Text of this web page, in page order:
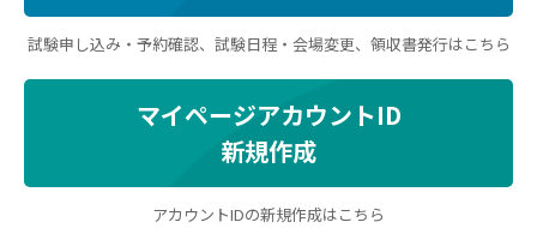
試験申し込み・予約確認、試験日程・会場変更、領収書発行はこちら
マイページアカウントID
新規作成
アカウントIDの新規作成はこちら